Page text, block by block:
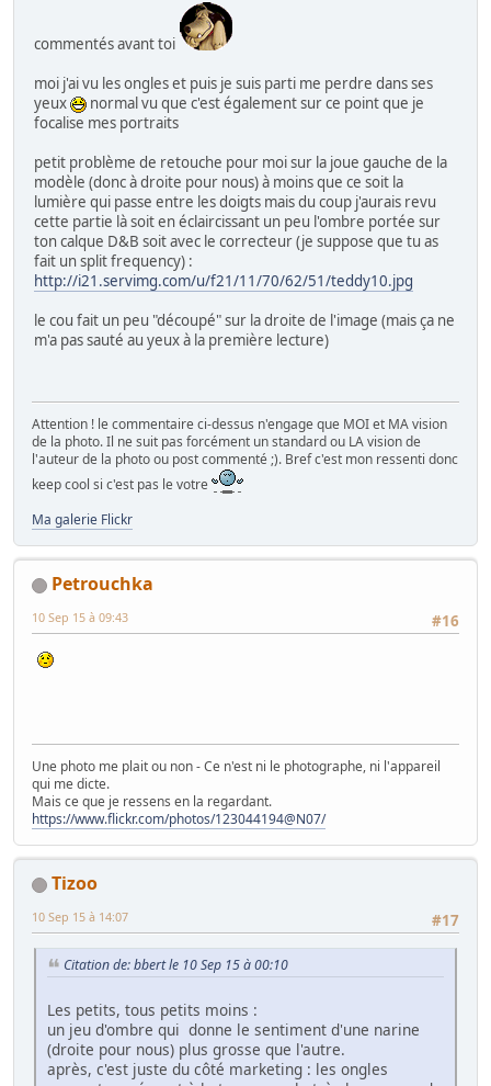
commentés avant toi
moi j'ai vu les ongles et puis je suis parti me perdre dans ses
yeux
normal vu que c'est également sur ce point que je
focalise mes portraits
petit problème de retouche pour moi sur la joue gauche de la
modèle (donc à droite pour nous) à moins que ce soit la
lumière qui passe entre les doigts mais du coup j'aurais revu
cette partie là soit en éclaircissant un peu l'ombre portée sur
ton calque D&B soit avec le correcteur (je suppose que tu as
fait un split frequency) :
http://i21.servimg.com/u/f21/11/70/62/51/teddy10.jpg
le cou fait un peu "découpé" sur la droite de l'image (mais ça ne
m'a pas sauté au yeux à la première lecture)
Attention ! le commentaire ci-dessus n'engage que MOI et MA vision
de la photo. Il ne suit pas forcément un standard ou LA vision de
l'auteur de la photo ou post commenté ;). Bref c'est mon ressenti donc
keep cool si c'est pas le votre
Ma galerie Flickr
Petrouchka
#16
10 Sep 15 à 09:43
Une photo me plait ou non - Ce n'est ni le photographe, ni l'appareil
qui me dicte.
Mais ce que je ressens en la regardant.
https://www.flickr.com/photos/123044194@N07/
Tizoo
#17
10 Sep 15 à 14:07
Citation de: bbert le 10 Sep 15 à 00:10
Les petits, tous petits moins :
un jeu d'ombre qui donne le sentiment d'une narine
(droite pour nous) plus grosse que l'autre.
après, c'est juste du côté marketing : les ongles